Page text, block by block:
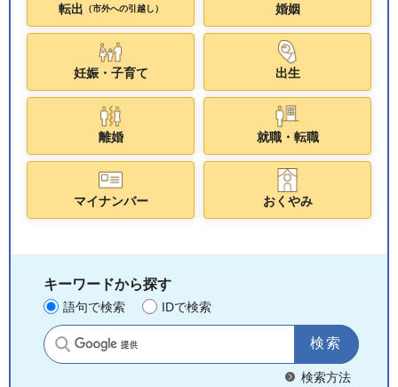
転出 （市外への引越し） 婚姻
妊娠・子育て 出生
離婚 就職・転職
マイナンバー おくやみ
キーワードから探す
語句で検索 IDで検索
サイト内検索
検索方法